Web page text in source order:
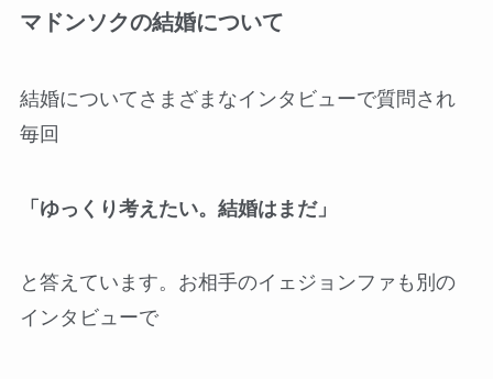
マドンソクの結婚について
結婚についてさまざまなインタビューで質問され
毎回
「ゆっくり考えたい。結婚はまだ」
と答えています。お相手のイェジョンファも別の
インタビューで